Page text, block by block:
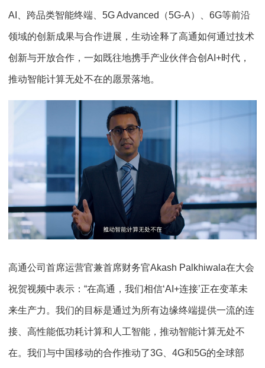
AI、跨品类智能终端、5G Advanced（5G-A）、6G等前沿
领域的创新成果与合作进展，生动诠释了高通如何通过技术
创新与开放合作，一如既往地携手产业伙伴合创AI+时代，
推动智能计算无处不在的愿景落地。
高通公司首席运营官兼首席财务官Akash Palkhiwala在大会
祝贺视频中表示：“在高通，我们相信‘AI+连接’正在变革未
来生产力。我们的目标是通过为所有边缘终端提供一流的连
接、高性能低功耗计算和人工智能，推动智能计算无处不
在。我们与中国移动的合作推动了3G、4G和5G的全球部